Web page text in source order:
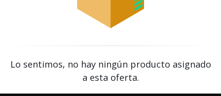
Lo sentimos, no hay ningún producto asignado
a esta oferta.